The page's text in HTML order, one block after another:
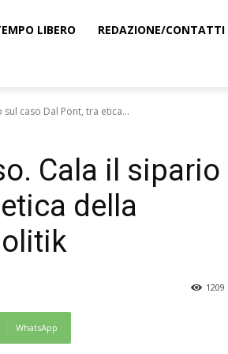
LIBERO REDAZIONE/CONTATTI
caso Dal Pont, tra etica...
Cala il sipario
della
1209
WhatsApp